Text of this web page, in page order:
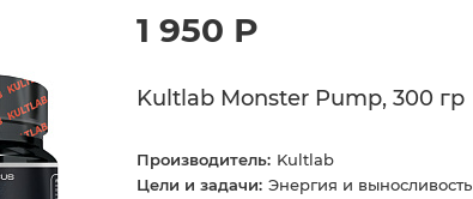
1 950 Р
Kultlab Monster Pump, 300 гр
Производитель: Kultlab
Цели и задачи: Энергия и выносливость